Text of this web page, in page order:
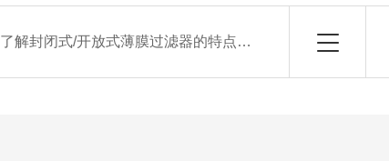
了解封闭式/开放式薄膜过滤器的特点帮助有多大